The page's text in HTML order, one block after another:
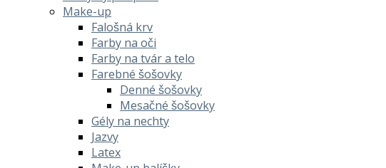
Make-up
Falošná krv
Farby na oči
Farby na tvár a telo
Farebné šošovky
Denné šošovky
Mesačné šošovky
Gély na nechty
Jazvy
Latex